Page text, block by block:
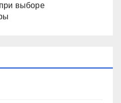
выборе